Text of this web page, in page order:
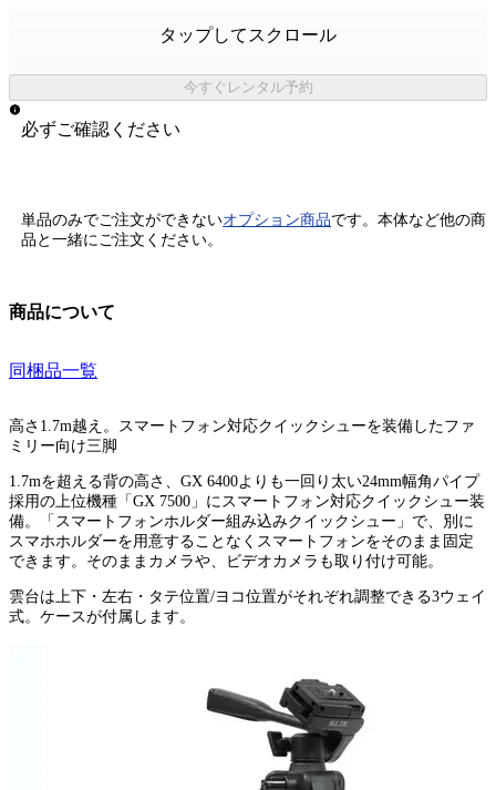
タップしてスクロール
今すぐレンタル予約
必ずご確認ください
単品のみでご注文ができないオプション商品です。本体など他の商
品と一緒にご注文ください。
商品について
同梱品一覧
高さ1.7m越え。スマートフォン対応クイックシューを装備したファ
ミリー向け三脚
1.7mを超える背の高さ、GX 6400よりも一回り太い24mm幅角パイプ
採用の上位機種「GX 7500」にスマートフォン対応クイックシュー装
備。「スマートフォンホルダー組み込みクイックシュー」で、別に
スマホホルダーを用意することなくスマートフォンをそのまま固定
できます。そのままカメラや、ビデオカメラも取り付け可能。
雲台は上下・左右・タテ位置/ヨコ位置がそれぞれ調整できる3ウェイ
式。ケースが付属します。